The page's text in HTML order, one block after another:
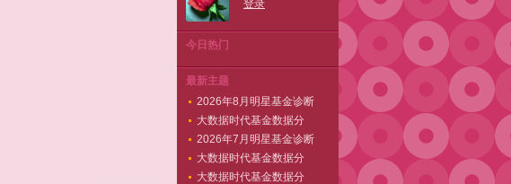
登录
今日热门
最新主题
2026年8月明星基金诊断
大数据时代基金数据分
2026年7月明星基金诊断
大数据时代基金数据分
大数据时代基金数据分